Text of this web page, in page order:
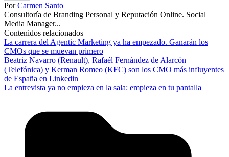
PorCarmen Santo
Consultoría de Branding Personal y Reputación Online. Social
Media Manager...
Contenidos relacionados
La carrera del Agentic Marketing ya ha empezado. Ganarán los
CMOs que se muevan primero
Beatriz Navarro (Renault), Rafaél Fernández de Alarcón
(Telefónica) y Kerman Romeo (KFC) son los CMO más influyentes
de España en Linkedin
La entrevista ya no empieza en la sala: empieza en tu pantalla